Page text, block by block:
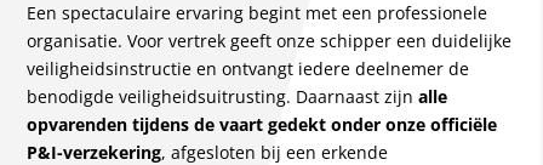
Een spectaculaire ervaring begint met een professionele
organisatie. Voor vertrek geeft onze schipper een duidelijke
veiligheidsinstructie en ontvangt iedere deelnemer de
benodigde veiligheidsuitrusting. Daarnaast zijnalle
opvarenden tijdens de vaart gedekt onder onze officiële
P&I-verzekering, afgesloten bij een erkende